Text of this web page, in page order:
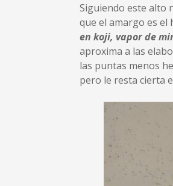
Siguiendo este alto
que el amargo es
en koji, vapor de
aproxima a las
las puntas menos
pero le resta cierta